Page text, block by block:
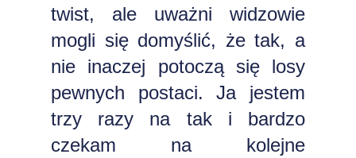
twist, ale uważni widzowie
mogli się domyślić, że tak, a
nie inaczej potoczą się losy
pewnych postaci. Ja jestem
trzy razy na tak i bardzo
czekam na kolejne